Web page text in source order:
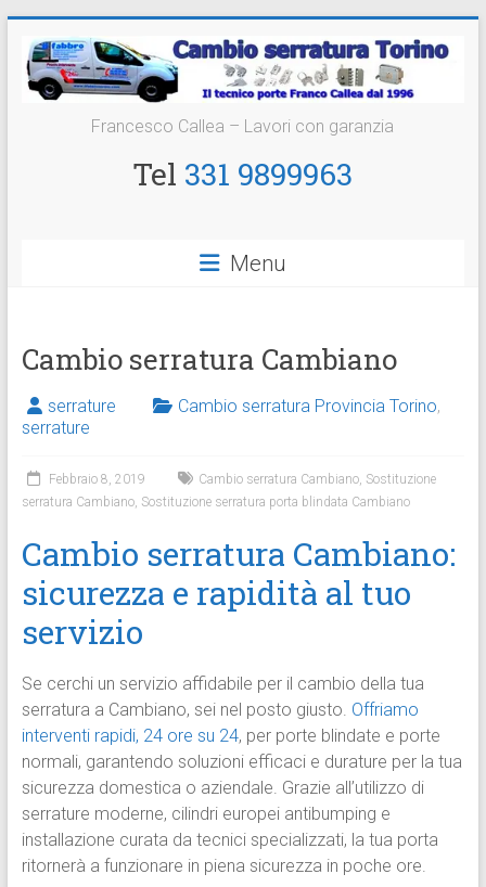
contenuto
Cambio
Serratura
Francesco Callea – Lavori con garanzia
Tel 331 9899963
Menu
Cambio serratura Cambiano
serrature Cambio serratura Provincia Torino,
serrature
Febbraio 8, 2019 Cambio serratura Cambiano, Sostituzione
serratura Cambiano, Sostituzione serratura porta blindata Cambiano
Cambio serratura Cambiano:
sicurezza e rapidità al tuo
servizio
Se cerchi un servizio affidabile per il cambio della tua
serratura a Cambiano, sei nel posto giusto. Offriamo
interventi rapidi, 24 ore su 24, per porte blindate e porte
normali, garantendo soluzioni efficaci e durature per la tua
sicurezza domestica o aziendale. Grazie all’utilizzo di
serrature moderne, cilindri europei antibumping e
installazione curata da tecnici specializzati, la tua porta
ritornerà a funzionare in piena sicurezza in poche ore.